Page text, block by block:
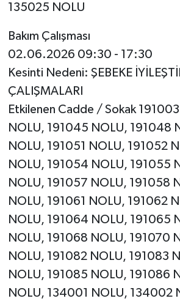
135025 NOLU
Bakım Çalışması
02.06.2026 09:30 - 17:30
Kesinti Nedeni: ŞEBEKE
ÇALIŞMALARI
Etkilenen Cadde / Sokak
NOLU, 191045 NOLU, 191048
NOLU, 191051 NOLU, 191052
NOLU, 191054 NOLU, 191055
NOLU, 191057 NOLU, 191058
NOLU, 191061 NOLU, 191062
NOLU, 191064 NOLU, 191065
NOLU, 191068 NOLU, 191070
NOLU, 191082 NOLU, 191083
NOLU, 191085 NOLU, 191086
NOLU, 134001 NOLU, 134002